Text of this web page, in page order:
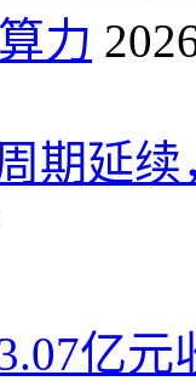
力
期延
亿